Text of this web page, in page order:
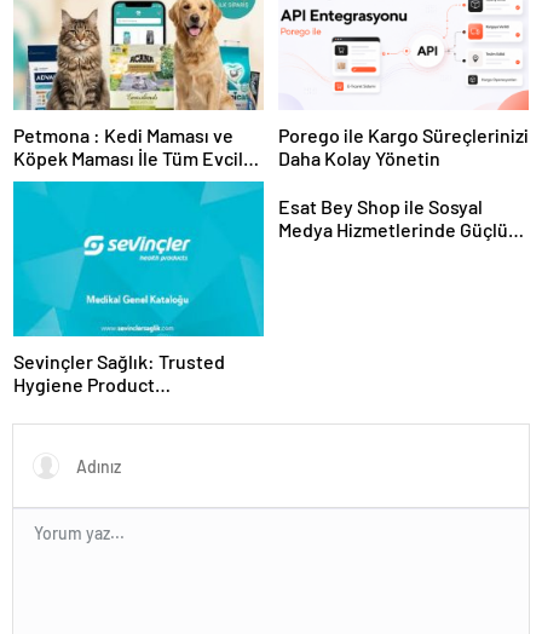
Petmona : Kedi Maması ve
Köpek Maması İle Tüm Evcil
Hayvan Ürünleri
Porego ile Kargo Süreçlerinizi
Daha Kolay Yönetin
Sevinçler Sağlık: Trusted
Hygiene Product
Esat Bey Shop ile Sosyal
Medya Hizmetlerinde Güçlü